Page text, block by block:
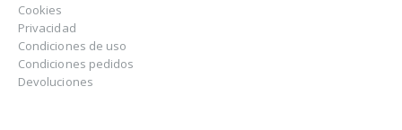
Cookies
Privacidad
Condiciones de uso
Condiciones pedidos
Devoluciones